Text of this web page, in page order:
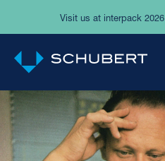
Visit us at interpack 2026